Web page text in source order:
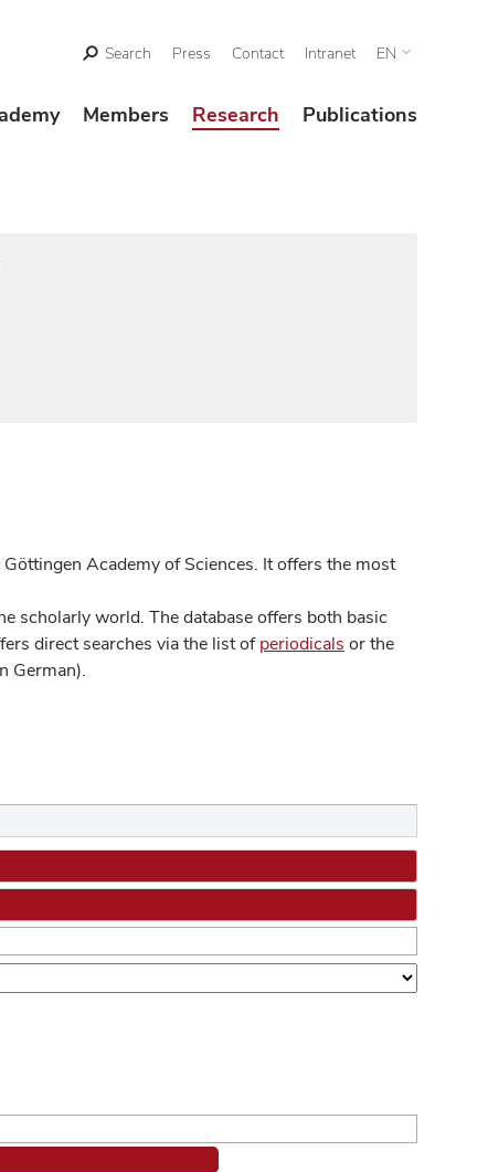
Search Press Contact Intranet EN
Members Research Publications
Academy of Sciences. It offers the most
scholarly world. The database offers both basic
direct searches via the list ofperiodicals or the
German).